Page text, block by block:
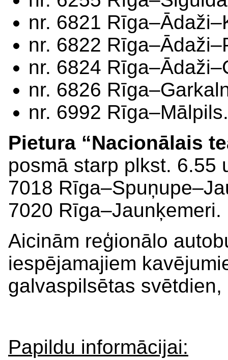
nr. 6821
nr. 6822
nr. 6824
nr. 6826
nr. 6992 Rīga–Mālpils.
Pietura “Nacionālais
posmā starp plkst. 6.55
7018
7020 Rīga–Jaunķemeri.
Aicinām reģionālo
iespējamajiem
galvaspilsētas svētdien,
Papildu informācijai: